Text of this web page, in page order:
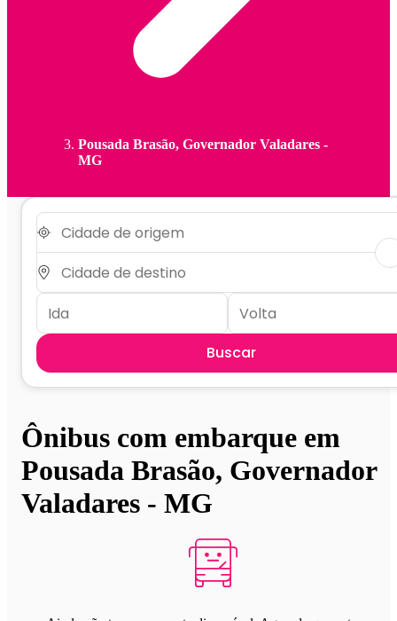
Pousada Brasão, Governador Valadares -
MG
Buscar
Ônibus com embarque em
Pousada Brasão, Governador
Valadares - MG